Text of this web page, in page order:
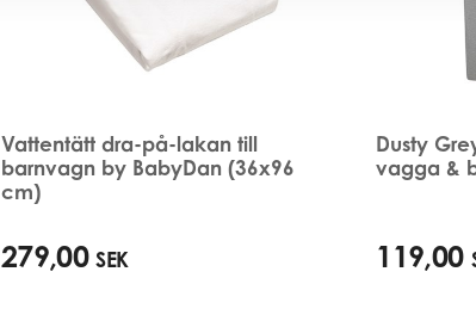
Vattentätt dra-på-lakan till
barnvagn by BabyDan (36x96
cm)
279,00 SEK
Dusty
vagga &
119,00